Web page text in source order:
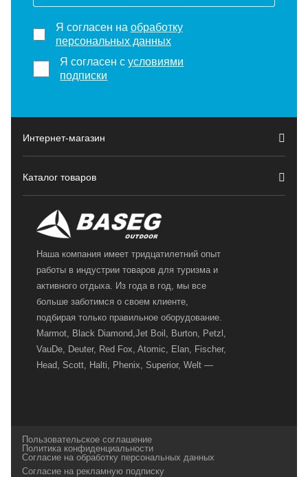
Я согласен на обработку
персональных данных
Я согласен сусловиями
подписки
Интернет-магазин
Каталог товаров
Наша компания имеет тридцатилетний опыт
работы в индустрии товаров для туризма и
активного отдыха. Из года в год, мы все
больше заботимся о своем клиенте,
подбирая только правильное оборудование.
Marmot, Black Diamond,Jet Boil, Burton, Petzl,
VauDe, Deuter, Red Fox, Atomic, Elan, Fischer,
Head, Scott, Halti, Phenix, Superior, Welt —
и взыскательных путешественников,
спортсменов и отдыхающих.
Пользовательское соглашение
Политика конфиденциальности
Согласие на обработку персональных данных
Согласие на рекламную подписку